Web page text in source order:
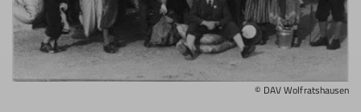
© DAV Wolfratshausen